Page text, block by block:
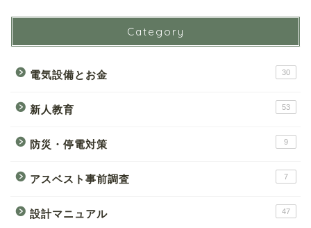
Category
電気設備とお金 30
新人教育 53
防災・停電対策 9
アスベスト事前調査 7
設計マニュアル 47